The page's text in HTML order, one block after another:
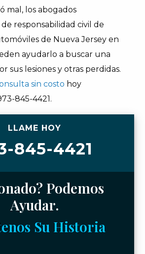
mal, los abogados
responsabilidad civil de
de Nueva Jersey en
ayudarlo a buscar una
sus lesiones y otras perdidas.
sin costo hoy
845-4421.
LLAME HOY
845-4421
Podemos
Ayudar.
Su Historia